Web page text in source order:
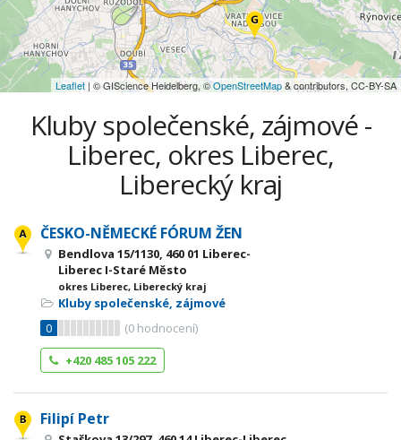
Leaflet | © GIScience Heidelberg, ©OpenStreetMap& contributors, CC-BY-SA
Kluby společenské, zájmové -
Liberec, okres Liberec,
Liberecký kraj
ČESKO-NĚMECKÉ FÓRUM ŽEN
Bendlova 15/1130, 460 01 Liberec-
Liberec I-Staré Město
okres Liberec, Liberecký kraj
Kluby společenské, zájmové
0
(0 hodnocení)
+420 485 105 222
Filipí Petr